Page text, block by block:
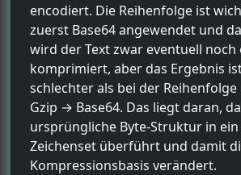
encodiert. Die Reihenfolge ist
zuerst Base64 angewendet und
wird der Text zwar eventuell noch
komprimiert, aber das Ergebnis
schlechter als bei der
Gzip → Base64. Das liegt daran,
ursprüngliche Byte-Struktur in
Zeichenset überführt und damit
Kompressionsbasis verändert.